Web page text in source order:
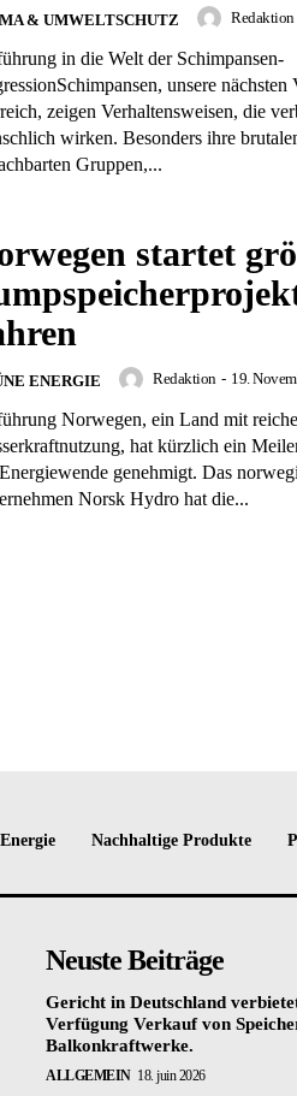
& UMWELTSCHUTZ Redaktion
in die Welt der Schimpansen-
unsere nächsten
zeigen Verhaltensweisen, die
wirken. Besonders ihre
Gruppen,...
startet
ENERGIE Redaktion - 19.
Norwegen, ein Land mit
hat kürzlich ein
genehmigt. Das
Norsk Hydro hat die...
Nachhaltige Produkte
Neuste Beiträge
Gericht in Deutschland
Verfügung Verkauf von
Balkonkraftwerke.
ALLGEMEIN 18. juin 2026